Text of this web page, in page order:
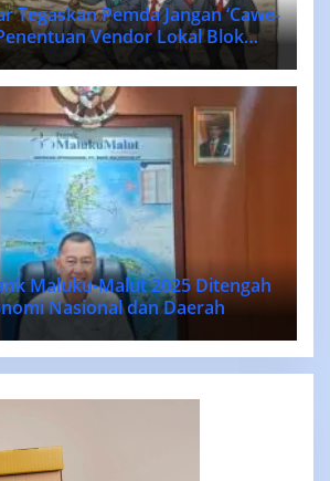
Tegaskan Pemda Jangan ‘Cawe-
Vendor Lokal Blok
Maluku-Malut 2025 Ditengah
Nasional dan Daerah